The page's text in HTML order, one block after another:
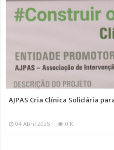
AJPAS Cria Clínica Solidária
04 Abril 2025 0 K